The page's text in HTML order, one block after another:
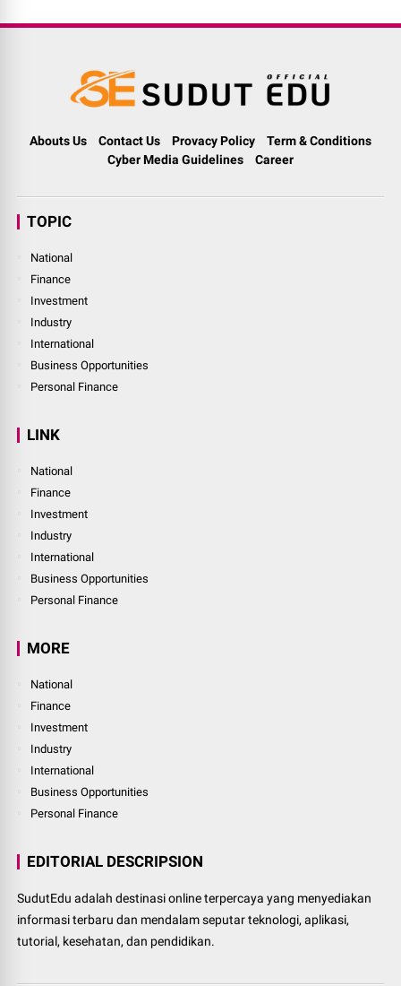
Abouts Us Contact Us Provacy Policy
Term & Conditions
Cyber Media Guidelines
Career
TOPIC
National
Finance
Investment
Industry
International
Business Opportunities
Personal Finance
LINK
National
Finance
Investment
Industry
International
Business Opportunities
Personal Finance
MORE
National
Finance
Investment
Industry
International
Business Opportunities
Personal Finance
EDITORIAL DESCRIPSION
SudutEdu adalah destinasi online terpercaya yang menyediakan
informasi terbaru dan mendalam seputar teknologi, aplikasi,
tutorial, kesehatan, dan pendidikan.